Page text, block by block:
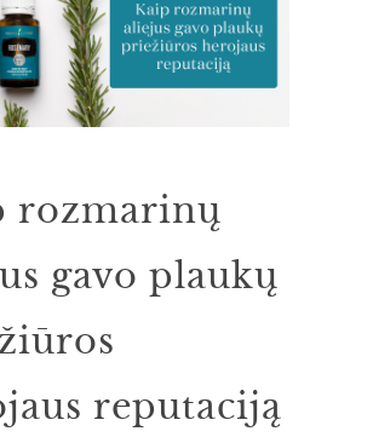
rozmarinų
gavo plaukų
reputaciją